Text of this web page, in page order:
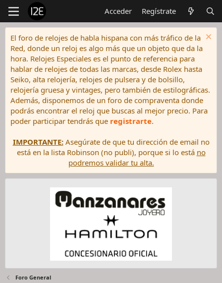
Acceder Regístrate
El foro de relojes de habla hispana con más tráfico de la
Red, donde un reloj es algo más que un objeto que da la
hora. Relojes Especiales es el punto de referencia para
hablar de relojes de todas las marcas, desde Rolex hasta
Seiko, alta relojería, relojes de pulsera y de bolsillo,
relojería gruesa y vintages, pero también de estilográficas.
Además, disponemos de un foro de compraventa donde
podrás encontrar el reloj que buscas al mejor precio. Para
poder participar tendrás que registrarte.
IMPORTANTE:Asegúrate de que tu dirección de email no
está en la lista Robinson (no publi), porque si lo está no
podremos validar tu alta.
Foro General